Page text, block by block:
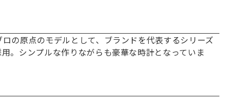
の原点のモデルとして、ブランドを代表するシリーズ
。シンプルな作りながらも豪華な時計となっていま